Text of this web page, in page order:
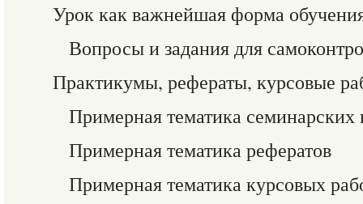
Урок как важнейшая форма
Вопросы и задания для
Практикумы, рефераты, курсовые
Примерная тематика семинарских
Примерная тематика рефератов
Примерная тематика курсовых